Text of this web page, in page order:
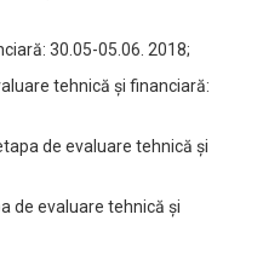
30.05-05.06. 2018;
tehnică și financiară:
de evaluare tehnică și
de evaluare tehnică și